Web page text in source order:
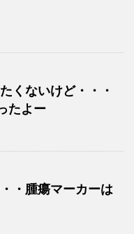
くないけど・・・
たよー
・腫瘍マーカーは